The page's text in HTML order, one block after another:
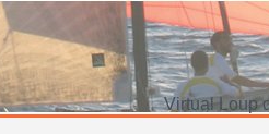
Virtual Loup